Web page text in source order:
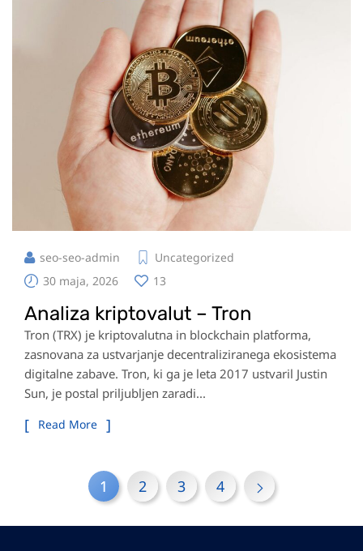
seo-seo-admin
Uncategorized
30 maja, 2026
13
Analiza kriptovalut – Tron
Tron (TRX) je kriptovalutna in blockchain platforma,
zasnovana za ustvarjanje decentraliziranega ekosistema
digitalne zabave. Tron, ki ga je leta 2017 ustvaril Justin
Sun, je postal priljubljen zaradi...
Read More
1 2 3 4